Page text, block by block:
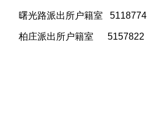
曙光路派出所户籍室 5118774
柏庄派出所户籍室 5157822